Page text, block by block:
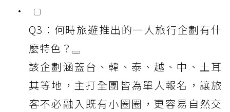
Q3：何時旅遊推出的一人旅行企劃有什
麼特色？
該企劃涵蓋台、韓、泰、越、中、土耳
其等地，主打全團皆為單人報名，讓旅
客不必融入既有小圈圈，更容易自然交